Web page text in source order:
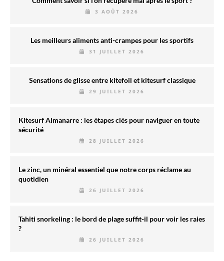
3 AOÛT 2026
Les meilleurs aliments anti-crampes pour les sportifs
31 JUILLET 2026
Sensations de glisse entre kitefoil et kitesurf classique
29 JUILLET 2026
Kitesurf Almanarre : les étapes clés pour naviguer en toute
sécurité
28 JUILLET 2026
Le zinc, un minéral essentiel que notre corps réclame au
quotidien
26 JUILLET 2026
Tahiti snorkeling : le bord de plage suffit-il pour voir les raies
?
26 JUILLET 2026